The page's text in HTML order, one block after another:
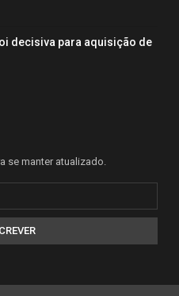
decisiva para aquisição de
se manter atualizado.